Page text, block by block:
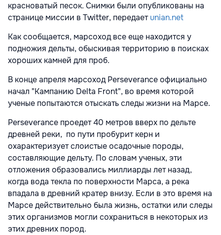
красноватый песок. Снимки были опубликованы на
странице миссии в Twitter, передаетunian.net
Как сообщается, марсоход все еще находится у
подножия дельты, обыскивая территорию в поисках
хороших камней для проб.
В конце апреля марсоход Perseverance официально
начал "Кампанию Delta Front", во время которой
ученые попытаются отыскать следы жизни на Марсе.
Perseverance проедет 40 метров вверх по дельте
древней реки, по пути пробурит керн и
охарактеризует слоистые осадочные породы,
составляющие дельту. По словам ученых, эти
отложения образовались миллиарды лет назад,
когда вода текла по поверхности Марса, а река
впадала в древний кратер внизу. Если в это время на
Марсе действительно была жизнь, остатки или следы
этих организмов могли сохраниться в некоторых из
этих древних пород.